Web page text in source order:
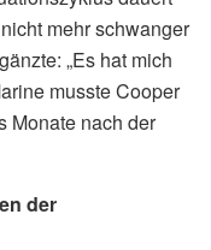
mehr schwanger
„Es hat mich
musste Cooper
Monate nach der
der